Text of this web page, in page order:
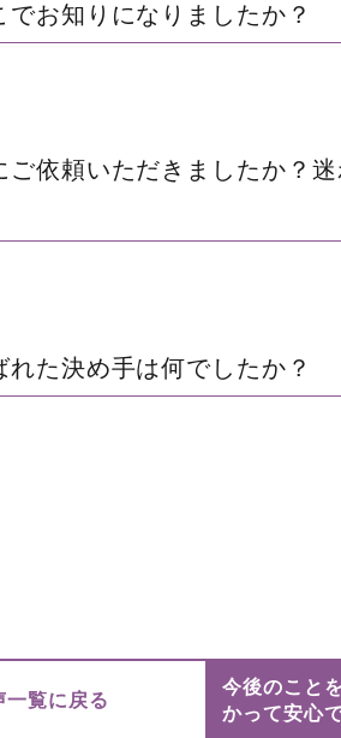
お知りになりましたか？
依頼いただきましたか？
た決め手は何でしたか？
一覧に戻る
今後のこと
かって安心で